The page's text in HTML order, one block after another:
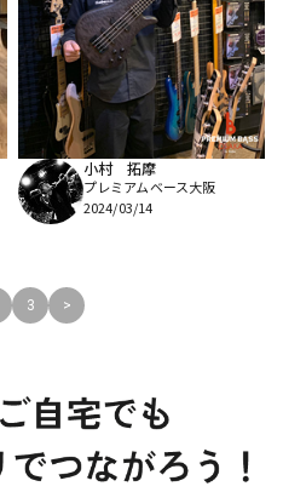
小村 拓摩
プレミアムベース大阪
2024/03/14
3 >